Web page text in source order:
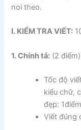
noi theo.
I. KIỂM TRA VIẾT:
1. Chính tả: (2 điểm)
Tốc độ
kiểu chữ,
đẹp: 1điểm
Viết đúng